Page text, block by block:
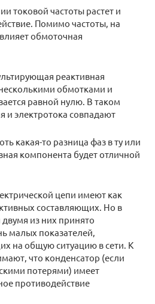
токовой частоты растет и
Помимо частоты, на
обмоточная
реактивная
обмотками и
равной нулю. В таком
и электротока совпадают
какая-то разница фаз в ту или
компонента будет отличной
цепи имеют как
составляющих. Но в
из них принято
малых показателей,
на общую ситуацию в сети. К
что конденсатор (если
потерями) имеет
противодействие